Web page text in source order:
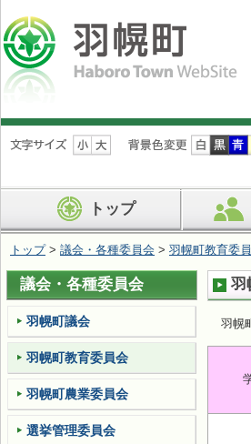
ナ
ビ
ン
を
ば
す
トップ
トップ> 議会・各種委員会 > 羽幌町教育委
羽
羽幌
議会・各種委員会
羽幌町議会
羽幌町教育委員会
羽幌町農業委員会
選挙管理委員会